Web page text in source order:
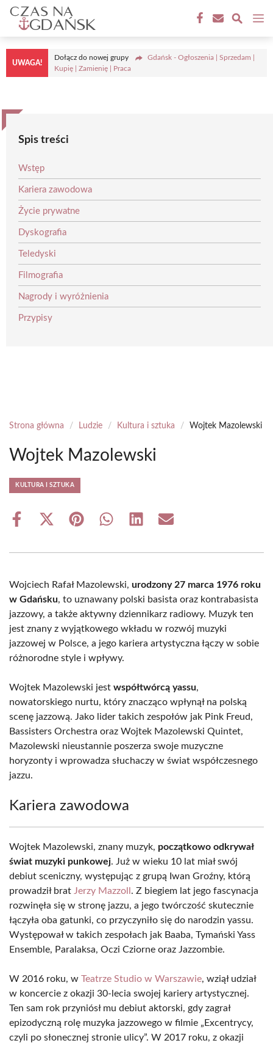
Przejdź
treści
UWAGA!
Dołącz do nowej grupy
Gdańsk - Ogłoszenia | Sprzedam |
Kupię | Zamienię | Praca
Spis treści
Wstęp
Kariera zawodowa
Życie prywatne
Dyskografia
Teledyski
Filmografia
Nagrody i wyróżnienia
Przypisy
Strona główna / Ludzie / Kultura i sztuka / Wojtek Mazolewski
Wojtek Mazolewski
KULTURA I SZTUKA
Share
Share
(Twitter)
Share Share Share Share
Wojciech Rafał Mazolewski, urodzony 27 marca 1976 roku
w Gdańsku, to uznawany polski basista oraz kontrabasista
jazzowy, a także aktywny dziennikarz radiowy. Muzyk ten
jest znany z wyjątkowego wkładu w rozwój muzyki
jazzowej w Polsce, a jego kariera artystyczna łączy w sobie
różnorodne style i wpływy.
Wojtek Mazolewski jest współtwórcą yassu,
nowatorskiego nurtu, który znacząco wpłynął na polską
scenę jazzową. Jako lider takich zespołów jak Pink Freud,
Bassisters Orchestra oraz Wojtek Mazolewski Quintet,
Mazolewski nieustannie poszerza swoje muzyczne
horyzonty i wprowadza słuchaczy w świat współczesnego
jazzu.
Kariera zawodowa
Wojtek Mazolewski, znany muzyk, początkowo odkrywał
świat muzyki punkowej. Już w wieku 10 lat miał swój
debiut sceniczny, występując z grupą Iwan Groźny, którą
prowadził brat Jerzy Mazzoll . Z biegiem lat jego fascynacja
rozwinęła się w stronę jazzu, a jego twórczość skutecznie
łączyła oba gatunki, co przyczyniło się do narodzin yassu.
Występował w takich zespołach jak Baaba, Tymański Yass
Ensemble, Paralaksa, Oczi Cziorne oraz Jazzombie.
W 2016 roku, w Teatrze Studio w Warszawie, wziął udział
w koncercie z okazji 30-lecia swojej kariery artystycznej.
Ten sam rok przyniósł mu debiut aktorski, gdy zagrał
epizodyczną rolę muzyka jazzowego w filmie „Excentrycy,
czyli po słonecznej stronie ulicy”. W 2017 roku, z okazji